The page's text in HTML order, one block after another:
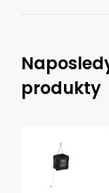
produkty